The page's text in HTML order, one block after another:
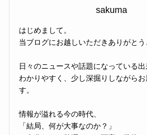
sakuma
はじめまして。
当ブログにお越しいただきありがとう
日々のニュースや話題になっている出
わかりやすく、少し深掘りしながらお
す。
情報が溢れる今の時代、
「結局、何が大事なのか？」